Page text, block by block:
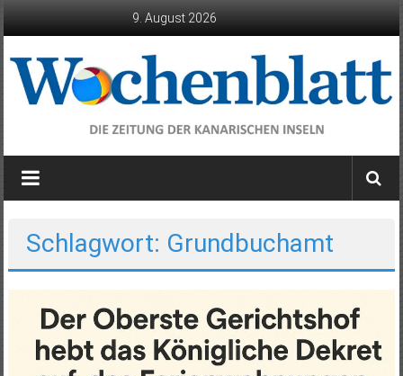
9. August 2026
Wochenblatt
die
Kanarischen
Inseln
Schlagwort: Grundbuchamt